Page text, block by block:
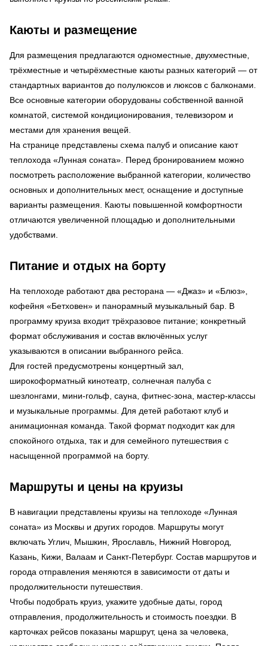
Каюты и размещение
Для размещения предлагаются одноместные, двухместные,
трёхместные и четырёхместные каюты разных категорий — от
стандартных вариантов до полулюксов и люксов с балконами.
Все основные категории оборудованы собственной ванной
комнатой, системой кондиционирования, телевизором и
местами для хранения вещей.
На странице представлены схема палуб и описание кают
теплохода «Лунная соната». Перед бронированием можно
посмотреть расположение выбранной категории, количество
основных и дополнительных мест, оснащение и доступные
варианты размещения. Каюты повышенной комфортности
отличаются увеличенной площадью и дополнительными
удобствами.
Питание и отдых на борту
На теплоходе работают два ресторана — «Джаз» и «Блюз»,
кофейня «Бетховен» и панорамный музыкальный бар. В
программу круиза входит трёхразовое питание; конкретный
формат обслуживания и состав включённых услуг
указываются в описании выбранного рейса.
Для гостей предусмотрены концертный зал,
широкоформатный кинотеатр, солнечная палуба с
шезлонгами, мини-гольф, сауна, фитнес-зона, мастер-классы
и музыкальные программы. Для детей работают клуб и
анимационная команда. Такой формат подходит как для
спокойного отдыха, так и для семейного путешествия с
насыщенной программой на борту.
Маршруты и цены на круизы
В навигации представлены круизы на теплоходе «Лунная
соната» из Москвы и других городов. Маршруты могут
включать Углич, Мышкин, Ярославль, Нижний Новгород,
Казань, Кижи, Валаам и Санкт-Петербург. Состав маршрутов и
города отправления меняются в зависимости от даты и
продолжительности путешествия.
Чтобы подобрать круиз, укажите удобные даты, город
отправления, продолжительность и стоимость поездки. В
карточках рейсов показаны маршрут, цена за человека,